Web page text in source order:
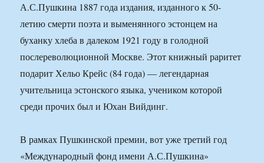
А.С.Пушкина 1887 года издания, изданного к 50-
летию смерти поэта и выменянного эстонцем на
буханку хлеба в далеком 1921 году в голодной
послереволюционной Москве. Этот книжный раритет
подарит Хельо Крейс (84 года) — легендарная
учительница эстонского языка, учеником которой
среди прочих был и Юхан Вийдинг.
В рамках Пушкинской премии, вот уже третий год
«Международный фонд имени А.С.Пушкина»